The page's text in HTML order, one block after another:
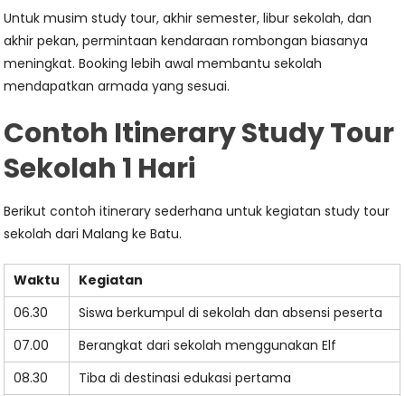
Untuk musim study tour, akhir semester, libur sekolah, dan
akhir pekan, permintaan kendaraan rombongan biasanya
meningkat. Booking lebih awal membantu sekolah
mendapatkan armada yang sesuai.
Contoh Itinerary Study Tour
Sekolah 1 Hari
Berikut contoh itinerary sederhana untuk kegiatan study tour
sekolah dari Malang ke Batu.
Waktu
Kegiatan
06.30
Siswa berkumpul di sekolah dan absensi peserta
07.00
Berangkat dari sekolah menggunakan Elf
08.30
Tiba di destinasi edukasi pertama